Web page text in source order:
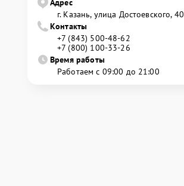
Адрес
г. Казань, улица Достоевского, 40
Контакты
+7 (843) 500-48-62
+7 (800) 100-33-26
Время работы
Работаем с 09:00 до 21:00